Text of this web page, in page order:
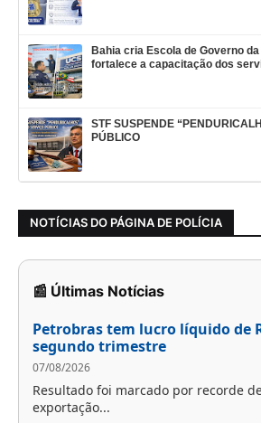
Bahia cria Escola de Governo
fortalece a capacitação dos
STF SUSPENDE
PÚBLICO
NOTÍCIAS DO PÁGINA DE POLÍCIA
📰 Últimas Notícias
Petrobras tem lucro líquido de
segundo trimestre
07/08/2026
Resultado foi marcado por recorde
exportação...